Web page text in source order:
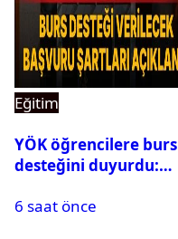
Eğitim
YÖK öğrencilere burs
desteğini duyurdu:
açıklandı
6 saat önce